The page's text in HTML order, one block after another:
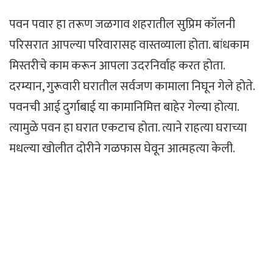
पवन पवार हा तरूण जळगाव शहरातील सुप्रिम कॉलनी
परिसरात आपल्या परिवारासह वास्तव्याला होता. बांधकाम
मिस्तरीचे काम करून आपला उदरनिर्वाह करत होता.
दरम्यान, गुरूवारी घरातील सर्वजण कामाला निघून गेले होते.
पवनची आई दुर्गाबाई या कामानिमित्त बाहेर गेल्या होत्या.
त्यामुळे पवन हा घरात एकटाच होता. त्याने राहत्या घराच्या
मधल्या खोलीत दोरीने गळफास घेवून आत्महत्या केली.